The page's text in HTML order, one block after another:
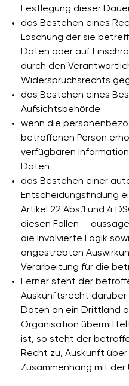
Festlegung dieser
das Bestehen eines
Löschung der sie
Daten oder auf
durch den
Widerspruchsrechts
das Bestehen eines
Aufsichtsbehörde
wenn die
betroffenen Person
verfügbaren
Daten
das Bestehen einer
Entscheidungsfindung
Artikel 22 Abs.1 und 4
diesen Fällen —
die involvierte Logik
angestrebten
Verarbeitung für die
Ferner steht der
Auskunftsrecht
Daten an ein Drittland
Organisation
ist, so steht der
Recht zu, Auskunft
Zusammenhang mit